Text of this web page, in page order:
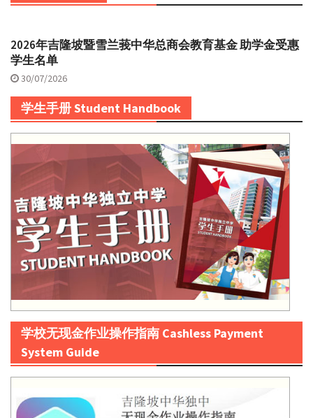
2026年吉隆坡暨雪兰莪中华总商会教育基金 助学金受惠
学生名单
30/07/2026
学生手册 Student Handbook
学校无现金作业操作指南 Cashless Payment
System Guide